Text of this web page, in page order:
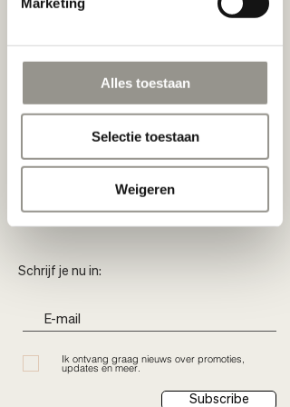
Alles toestaan
Selectie toestaan
Weigeren
Contactgegevens
Utrechtsestraat 91, Amsterdam, Nederland
Schrijf je nu in:
Ik ontvang graag nieuws over promoties,
updates en meer.
Subscribe